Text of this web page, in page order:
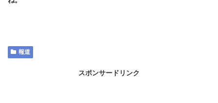
報道
スポンサードリンク